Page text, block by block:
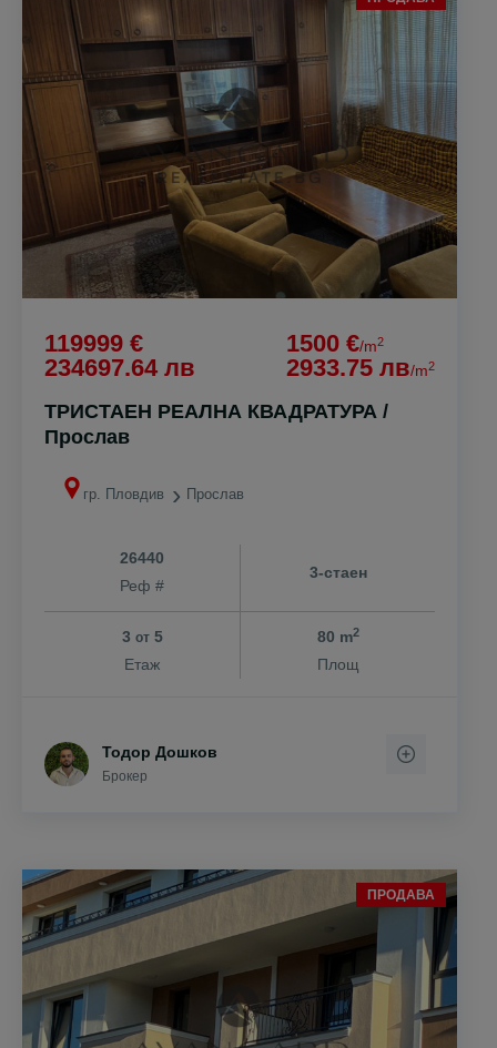
119999 €
234697.64 лв
1500 €/m2
2933.75 лв/m2
ТРИСТАЕН РЕАЛНА КВАДРАТУРА /
Прослав
гр. Пловдив Прослав
26440
Реф #
3-стаен
3 от5
Етаж
80 m2
Площ
Тодор Дошков
Брокер
ПРОДАВА